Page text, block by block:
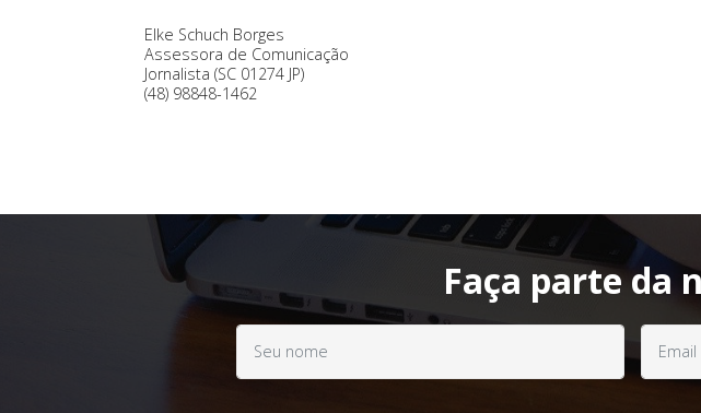
Elke Schuch Borges
Assessora de Comunicação
Jornalista (SC 01274 JP)
(48) 98848-1462
Faça parte da